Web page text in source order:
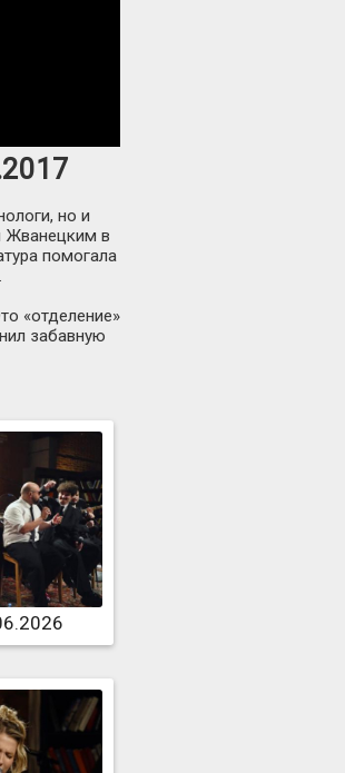
но и
Жванецким в
помогала
«отделение»
забавную